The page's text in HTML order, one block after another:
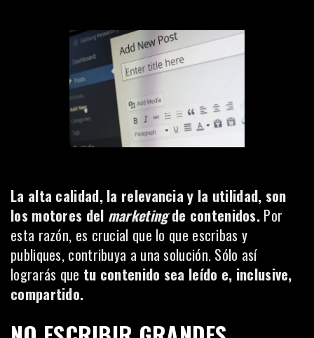
La alta calidad, la relevancia y la utilidad, son
los motores del marketingde contenidos. Por
esta razón, es crucial que lo que escribas y
publiques, contribuya a una solución. Sólo así
lograrás que tu contenido sea leído e, inclusive,
compartido.